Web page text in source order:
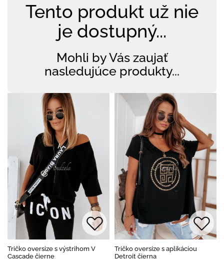
Tento produkt už nie
je dostupný...
Mohli by Vás zaujať
nasledujúce produkty...
Tričko oversize s výstrihom V
Cascade čierne
Tričko oversize s aplikáciou
Detroit čierna